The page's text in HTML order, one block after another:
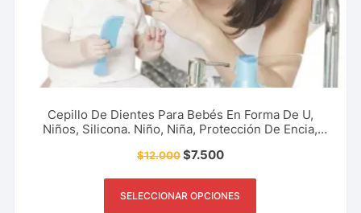
Cepillo De Dientes Para Bebés En Forma De U,
Niños, Silicona. Niño, Niña, Protección De Encia,
$12.000$7.500
SELECCIONAR OPCIONES